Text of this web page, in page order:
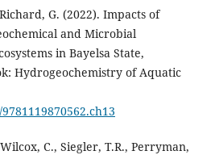
G. (2022). Impacts of
and Microbial
in Bayelsa State,
Hydrogeochemistry of Aquatic
C., Siegler, T.R., Perryman,